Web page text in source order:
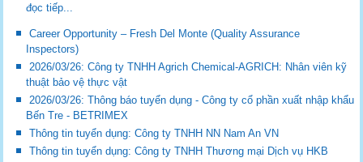
đọc tiếp...
Career Opportunity – Fresh Del Monte (Quality Assurance
Inspectors)
2026/03/26: Công ty TNHH Agrich Chemical-AGRICH: Nhân viên kỹ
thuật bảo vệ thực vật
2026/03/26: Thông báo tuyển dụng - Công ty cổ phần xuất nhập khẩu
Bến Tre - BETRIMEX
Thông tin tuyển dụng: Công ty TNHH NN Nam An VN
Thông tin tuyển dụng: Công ty TNHH Thương mại Dịch vụ HKB